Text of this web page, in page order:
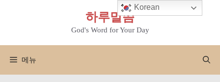
하루말씀
God's Word for Your Day
메뉴
Korean